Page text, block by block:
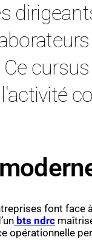
font face
bts ndrc
opérationnelle